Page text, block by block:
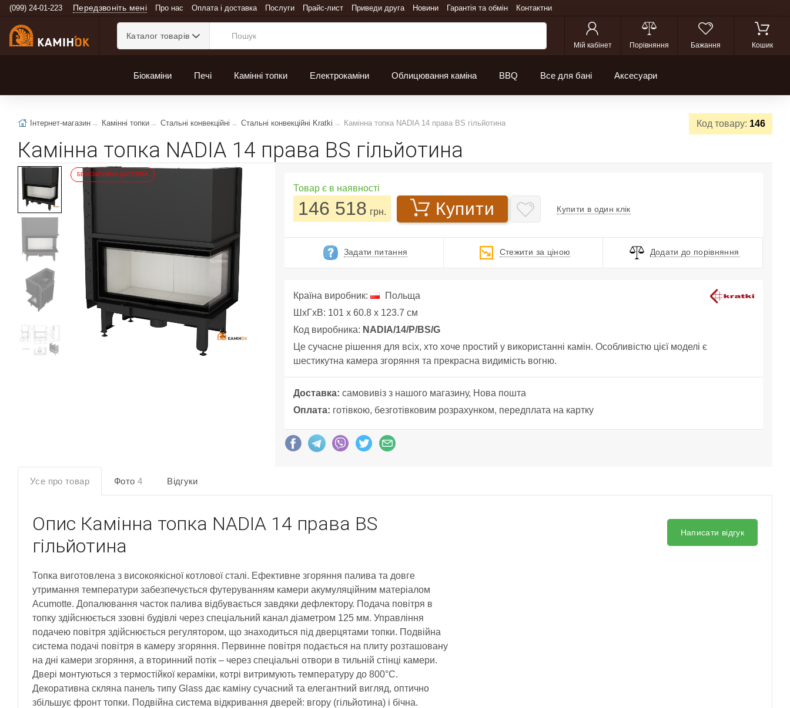
(099) 24-01-223 Передзвоніть мені Про нас Оплата і доставка Послуги Прайс-лист Приведи друга Новини Гарантія та обмін Контактни
Каталог товарів
Мій кабінет Порівняння Бажання Кошик
Біокаміни Печі Камінні топки Електрокаміни Облицювання каміна BBQ Все для бані Аксесуари
Код товару: 146
Інтернет-магазин Камінні топки Стальні конвекційні Стальні конвекційні Kratki Камінна топка NADIA 14 права BS гільйотина
Камінна топка NADIA 14 права BS гільйотина
БЕЗКОШТОВНА ДОСТАВКА
Товар є в наявності
146 518 грн. Купити Купити в один клік
Задати питання Стежити за ціною Додати до порівняння
Країна виробник:
Польща
ШхГхВ: 101 x 60.8 x 123.7 см
Код виробника: NADIA/14/P/BS/G
Це сучасне рішення для всіх, хто хоче простий у використанні камін. Особливістю цієї моделі є
шестикутна камера згоряння та прекрасна видимість вогню.
Доставка: самовивіз з нашого магазину, Нова пошта
Оплата: готівкою, безготівковим розрахунком, передплата на картку
Усе про товар Фото 4 Відгуки
Опис Камінна топка NADIA 14 права BS
гільйотина
Топка виготовлена з високоякісної котлової сталі. Ефективне згоряння палива та довге
утримання температури забезпечується футеруванням камери акумуляційним матеріалом
Acumotte. Допалювання часток палива відбувається завдяки дефлектору. Подача повітря в
топку здійснюється ззовні будівлі через спеціальний канал діаметром 125 мм. Управління
подачею повітря здійснюється регулятором, що знаходиться під дверцятами топки. Подвійна
система подачі повітря в камеру згоряння. Первинне повітря подається на плиту розташовану
на дні камери згоряння, а вторинний потік – через спеціальні отвори в тильній стінці камери.
Двері монтуються з термостійкої кераміки, котрі витримують температуру до 800°C.
Декоративна скляна панель типу Glass дає каміну сучасний та елегантний вигляд, оптично
збільшує фронт топки. Подвійна система відкривання дверей: вгору (гільйотина) і бічна.
Написати відгук